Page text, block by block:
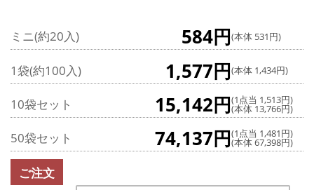
ミニ(約20入) 584円(本体 531円)
1袋(約100入) 1,577円(本体 1,434円)
10袋セット 15,142円(1点当 1,513円)
(本体 13,766円)
50袋セット 74,137円(1点当 1,481円)
(本体 67,398円)
ご注文